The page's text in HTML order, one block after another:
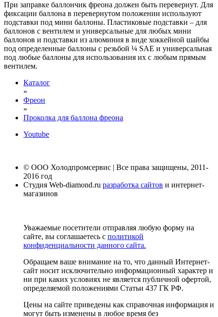
При заправке баллончик фреона должен быть перевернут. Для
фиксации баллона в перевернутом положении используют
подставки под мини баллоны. Пластиковые подставки – для
баллонов с вентилем и универсальные для любых мини
баллонов и подставки из алюминия в виде хоккейной шайбы
под определенные баллоны с резьбой ¼ SAE и универсальная
под любые баллоны для использования их с любым прямым
вентилем.
Каталог
»
Фреон
»
Проколка для баллона фреона
Youtube
© ООО Холодпромсервис | Все права защищены, 2011-
2016 год
Студия Web-diamond.ru разработка сайтов и интернет-
магазинов
Уважаемые посетители отправляя любую форму на
сайте, вы соглашаетесь с политикой
конфиденциальности данного сайта.
Обращаем ваше внимание на то, что данный Интернет-
сайт носит исключительно информационный характер и
ни при каких условиях не является публичной офертой,
определяемой положениями Статьи 437 ГК РФ.
Цены на сайте приведены как справочная информация и
могут быть изменены в любое время без